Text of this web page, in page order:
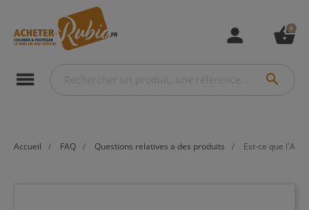
person shopping_basket
0
menu search
Accueil FAQ Questions relatives a des produits Est-ce que